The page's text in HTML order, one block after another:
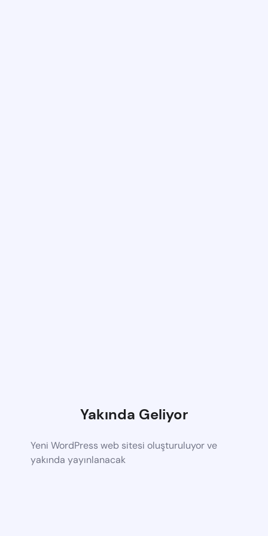
Yakında Geliyor
Yeni WordPress web sitesi oluşturuluyor ve
yakında yayınlanacak